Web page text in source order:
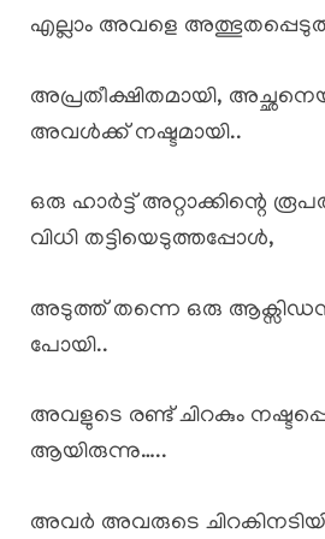
എല്ലാം അവളെ
അപ്രതീക്ഷിതമായി,
അവൾക്ക് നഷ്ടമായി..
ഒരു ഹാർട്ട് അറ്റാക്കിന്റെ
വിധി തട്ടിയെടുത്തപ്പോൾ,
അടുത്ത് തന്നെ ഒരു
പോയി..
അവളുടെ രണ്ട് ചിറകും
ആയിരുന്നു…..
അവർ അവരുടെ